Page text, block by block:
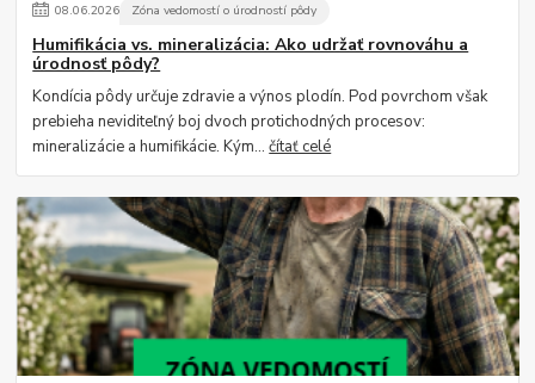
08.06.2026 Zóna vedomostí o úrodností pôdy
Humifikácia vs. mineralizácia: Ako udržať rovnováhu a
úrodnosť pôdy?
Kondícia pôdy určuje zdravie a výnos plodín. Pod povrchom však
prebieha neviditeľný boj dvoch protichodných procesov:
mineralizácie a humifikácie. Kým...čítať celé